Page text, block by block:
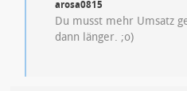
arosa0815
Du musst mehr Umsatz
dann länger. ;o)